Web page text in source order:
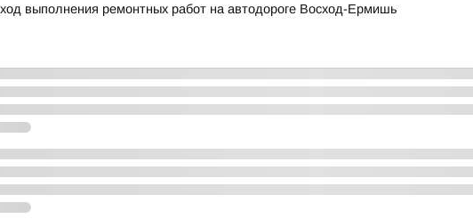
выполнения ремонтных работ на автодороге Восход-Ермишь